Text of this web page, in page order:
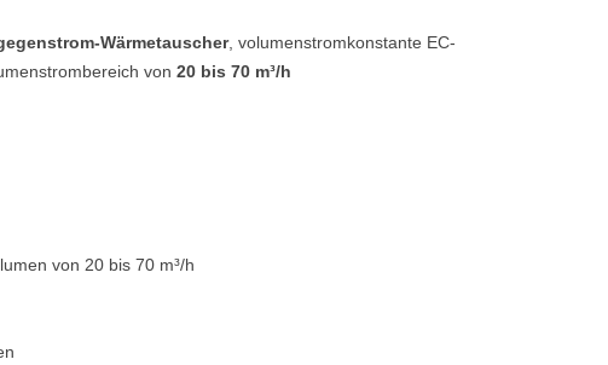
Wärmetauscher, volumenstromkonstante EC-
von 20 bis 70 m³/h
von 20 bis 70 m³/h